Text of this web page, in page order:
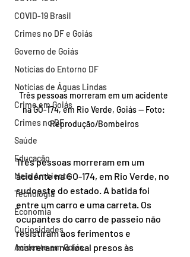
COVID-19 Brasil
Crimes no DF e Goiás
Governo de Goiás
Notícias do Entorno DF
Notícias de Águas Lindas
Crime em Goiás
Crimes no DF
Saúde
Educação
Meio Ambiente
Tecnologia
Economia
Curiosidades
Acidente em Goiás
Três pessoas morreram em um acidente
na GO-174, em Rio Verde, Goiás — Foto:
Reprodução/Bombeiros
Três pessoas morreram em um
acidente na GO-174, em Rio Verde, no
sudoeste do estado. A batida foi
entre um carro e uma carreta. Os
ocupantes do carro de passeio não
resistiram aos ferimentos e
morreram no local presos às